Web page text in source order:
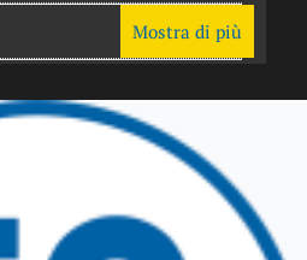
Mostra di più